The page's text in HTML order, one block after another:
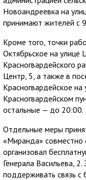
Новоандреевка на
принимают жителей с
Кроме того, точки
Октябрьское на улице
Красногвардейского
Центр, 5, а также в
Красногвардейское
Красногвардейском
остальные — до 20:00.
Отдельные меры
«Миранда» совместно
организовал
Генерала Васильева,
поддерживать связь с